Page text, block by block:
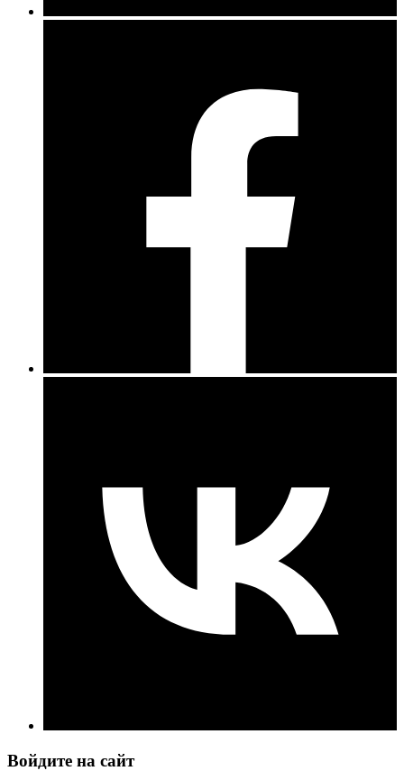
Войдите на сайт